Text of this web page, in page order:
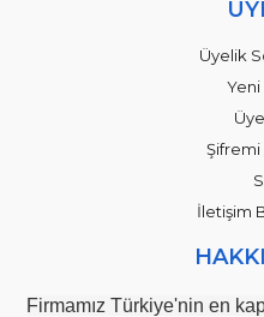
Üyelik
Yeni
İletişim
Firmamız Türkiye'nin en